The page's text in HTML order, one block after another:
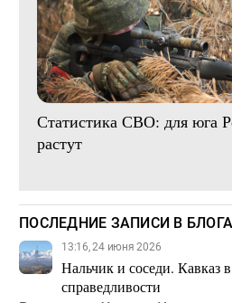
Статистика СВО: для юга
растут
ПОСЛЕДНИЕ ЗАПИСИ В
13:16, 24 июня 2026
Нальчик и соседи. Кавказ
справедливости